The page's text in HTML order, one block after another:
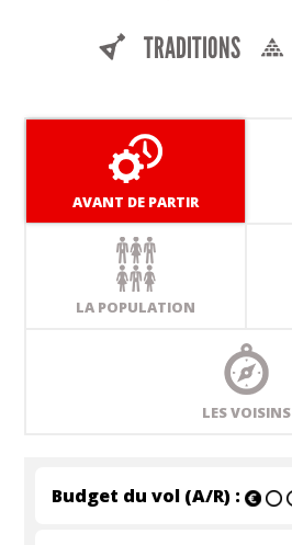
TRADITIONS
AVANT DE PARTIR
LA POPULATION
LES VOISINS
Budget du vol (A/R) :